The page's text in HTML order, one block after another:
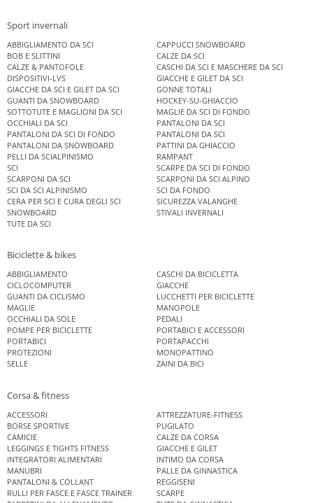
Sport invernali
ABBIGLIAMENTO DA SCI
CAPPUCCI SNOWBOARD
BOB E SLITTINI
CALZE DA SCI
CALZE & PANTOFOLE
CASCHI DA SCI E MASCHERE DA SCI
DISPOSITIVI-LVS
GIACCHE E GILET DA SCI
GIACCHE DA SCI E GILET DA SCI
GONNE TOTALI
GUANTI DA SNOWBOARD
HOCKEY-SU-GHIACCIO
SOTTOTUTE E MAGLIONI DA SCI
MAGLIE DA SCI DI FONDO
OCCHIALI DA SCI
PANTALONI DA SCI
PANTALONI DA SCI DI FONDO
PANTALONI DA SCI
PANTALONI DA SNOWBOARD
PATTINI DA GHIACCIO
PELLI DA SCIALPINISMO
RAMPANT
SCI
SCARPE DA SCI DI FONDO
SCARPONI DA SCI
SCARPONI DA SCI ALPINO
SCI DA SCI ALPINISMO
SCI DA FONDO
CERA PER SCI E CURA DEGLI SCI
SICUREZZA VALANGHE
SNOWBOARD
STIVALI INVERNALI
TUTE DA SCI
Biciclette & bikes
ABBIGLIAMENTO
CASCHI DA BICICLETTA
CICLOCOMPUTER
GIACCHE
GUANTI DA CICLISMO
LUCCHETTI PER BICICLETTE
MAGLIE
MANOPOLE
OCCHIALI DA SOLE
PEDALI
POMPE PER BICICLETTE
PORTABICI E ACCESSORI
PORTABICI
PORTAPACCHI
PROTEZIONI
MONOPATTINO
SELLE
ZAINI DA BICI
Corsa & fitness
ACCESSORI
ATTREZZATURE-FITNESS
BORSE SPORTIVE
PUGILATO
CAMICIE
CALZE DA CORSA
LEGGINGS E TIGHTS FITNESS
GIACCHE E GILET
INTEGRATORI ALIMENTARI
INTIMO DA CORSA
MANUBRI
PALLE DA GINNASTICA
PANTALONI & COLLANT
REGGISENI
RULLI PER FASCE E FASCE TRAINER
SCARPE